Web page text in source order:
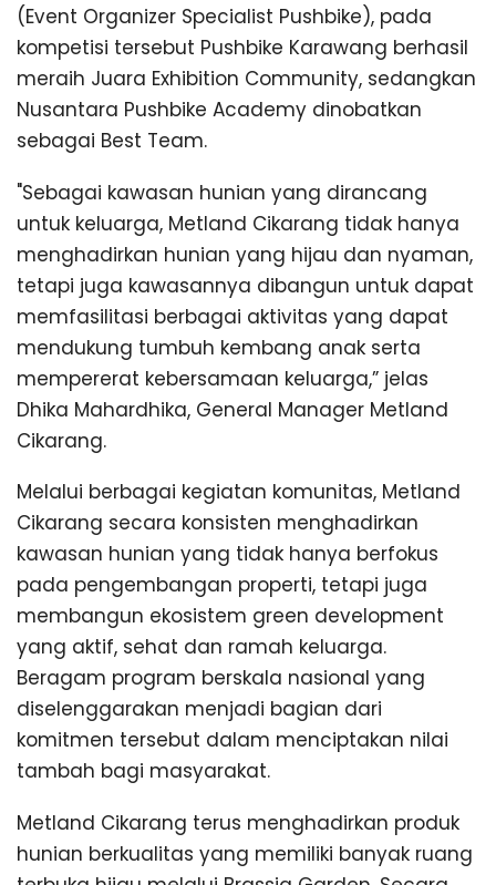
(Event Organizer Specialist Pushbike), pada
kompetisi tersebut Pushbike Karawang berhasil
meraih Juara Exhibition Community, sedangkan
Nusantara Pushbike Academy dinobatkan
sebagai Best Team.
"Sebagai kawasan hunian yang dirancang
untuk keluarga, Metland Cikarang tidak hanya
menghadirkan hunian yang hijau dan nyaman,
tetapi juga kawasannya dibangun untuk dapat
memfasilitasi berbagai aktivitas yang dapat
mendukung tumbuh kembang anak serta
mempererat kebersamaan keluarga,” jelas
Dhika Mahardhika, General Manager Metland
Cikarang.
Melalui berbagai kegiatan komunitas, Metland
Cikarang secara konsisten menghadirkan
kawasan hunian yang tidak hanya berfokus
pada pengembangan properti, tetapi juga
membangun ekosistem green development
yang aktif, sehat dan ramah keluarga.
Beragam program berskala nasional yang
diselenggarakan menjadi bagian dari
komitmen tersebut dalam menciptakan nilai
tambah bagi masyarakat.
Metland Cikarang terus menghadirkan produk
hunian berkualitas yang memiliki banyak ruang